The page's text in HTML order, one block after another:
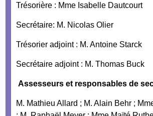
Trésorière : Mme Isabelle Dautcourt
Secrétaire: M. Nicolas Olier
Trésorier adjoint : M. Antoine Starck
Secrétaire adjoint : M. Thomas Buck
Assesseurs et responsables de
M. Mathieu Allard ; M. Alain Behr ;